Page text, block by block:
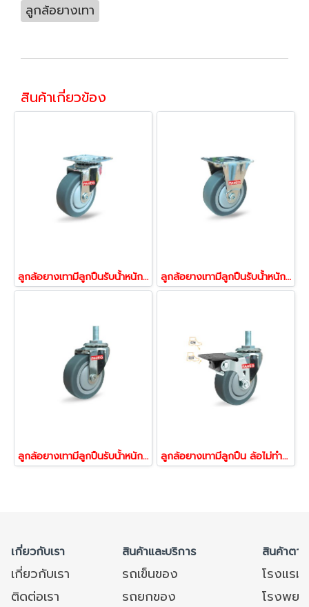
ลูกล้อยางเทา
สินค้าเกี่ยวข้อง
ลูกล้อยางเทามีลูกปืนรับน้้าหนัก55-105กก.ล้อแป้นหมุน ล้อไม่ทำพื้นเป็นรอย รุ่น MOVER ยี่ห้อ PAREO 39575,39582 ลูกล้อยางเทามีลูกปืนรับน้้าหนัก55-105กก.ล้อแป้นตาย ล้อไม่ทำพื้นเป็นรอย รุ่น MOVER ยี่ห้อ PAREO 39605,39612
ลูกล้อยางเทามีลูกปืนรับน้้าหนัก55-105กก.ล้อสกรูหมุน ล้อไม่ทำพื้นเป็นรอย รุ่น MOVER ยี่ห้อ PAREO 39667,39674 ลูกล้อยางเทามีลูกปืน ล้อไม่ทำพื้นเป็นรอย รับน้้าหนัก55-105กก.ล้อสกรูเบรก ล้อไม่ทำพื้นเป็นรอย รุ่น MOVER ยี่ห้อ PAREO 39698,39704
เกี่ยวกับเรา สินค้าและบริการ สินค้าตา
เกี่ยวกับเรา รถเข็นของ
โรงแร
ติดต่อเรา
รถยกของ
โรงพย